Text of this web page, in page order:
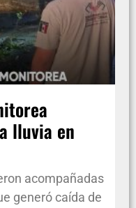
lluvia en
acompañadas
generó caída de